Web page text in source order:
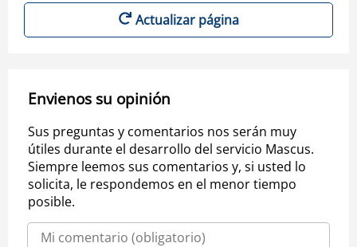
Actualizar página
Envienos su opinión
Sus preguntas y comentarios nos serán muy
útiles durante el desarrollo del servicio Mascus.
Siempre leemos sus comentarios y, si usted lo
solicita, le respondemos en el menor tiempo
posible.